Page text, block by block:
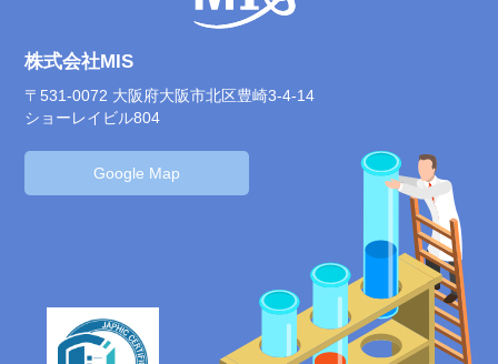
株式会社MIS
〒531-0072 大阪府大阪市北区豊崎3-4-14
ショーレイビル804
Google Map